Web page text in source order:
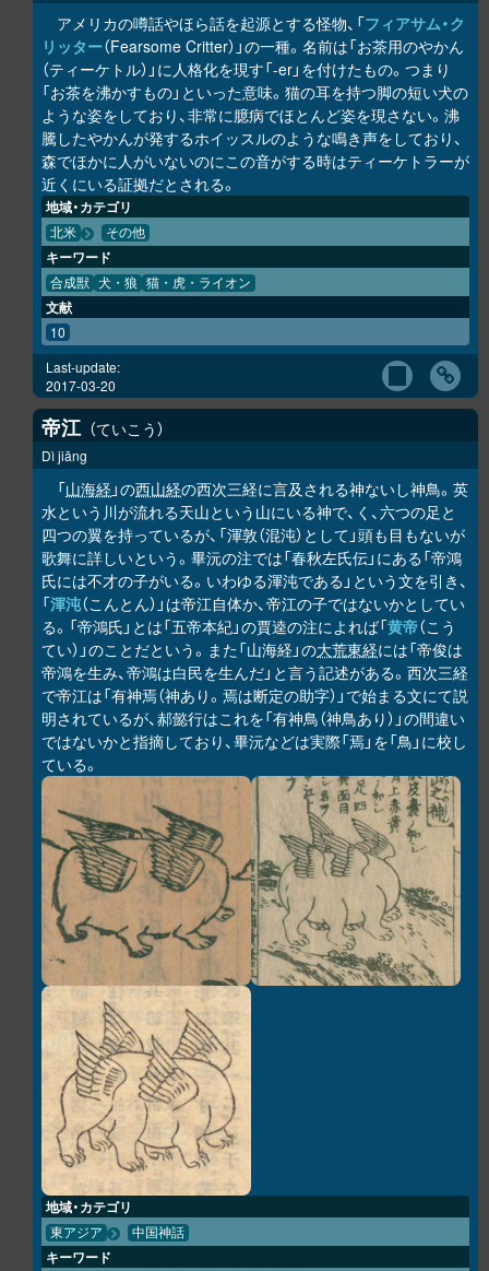
アメリカの噂話やほら話を起源とする怪物、「フィアサム・ク
リッター（Fearsome Critter）」の一種。名前は「お茶用のやかん
（ティーケトル）」に人格化を現す「-er」を付けたもの。つまり
「お茶を沸かすもの」といった意味。猫の耳を持つ脚の短い犬の
ような姿をしており、非常に臆病でほとんど姿を現さない。沸
騰したやかんが発するホイッスルのような鳴き声をしており、
森でほかに人がいないのにこの音がする時はティーケトラーが
近くにいる証拠だとされる。
地域・カテゴリ
北米 その他
キーワード
合成獣 犬・狼 猫・虎・ライオン
文献
10
Last-update:
2017-03-20
帝江 ていこう
Dì jiāng
「山海経 」の西山経の西次三経に言及される神ないし神鳥。英
水という川が流れる天山という山にいる神で、く、六つの足と
四つの翼を持っているが、「渾敦（混沌）として」頭も目もないが
歌舞に詳しいという。畢沅の注では「春秋左氏伝」にある「帝鴻
氏には不才の子がいる。いわゆる渾沌である」という文を引き、
「渾沌（こんとん）」は帝江自体か、帝江の子ではないかとしてい
る。「帝鴻氏」とは「五帝本紀」の賈逵の注によれば「黄帝（こう
てい）」のことだという。また「山海経」の大荒東経には「帝俊は
帝鴻を生み、帝鴻は白民を生んだ」と言う記述がある。西次三経
で帝江は「有神焉（神あり。焉は断定の助字）」で始まる文にて説
明されているが、郝懿行はこれを「有神鳥（神鳥あり）」の間違い
ではないかと指摘しており、畢沅などは実際「焉」を「鳥」に校し
ている。
地域・カテゴリ
東アジア 中国神話
キーワード